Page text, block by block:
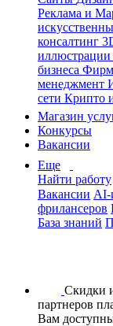
Реклама и
консалтинг
иллюстрации
бизнеса
менеджмент
сети Крипто
Магазин
Конкурсы
Вакансии
Еще
Найти работу
Вакансии AI-
фрилансеров
База знаний
Скидки
партнеров
Вам